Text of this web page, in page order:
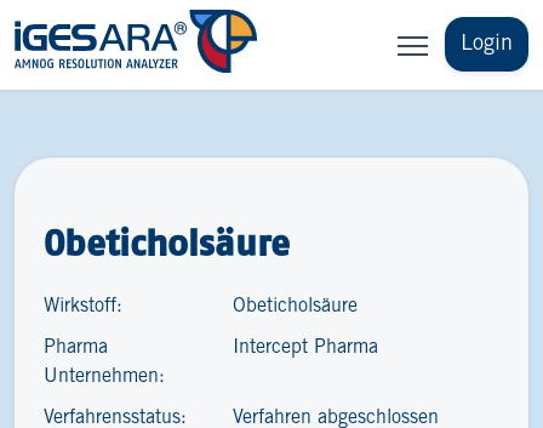
Login
Obeticholsäure
Wirkstoff: Obeticholsäure
Pharma
Unternehmen:
Intercept Pharma
Verfahrensstatus: Verfahren abgeschlossen